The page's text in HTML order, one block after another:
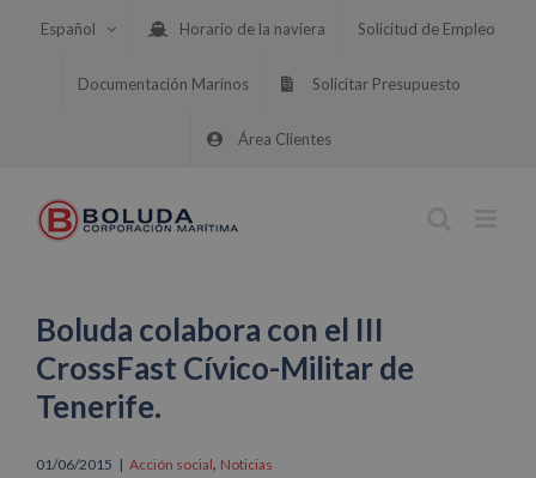
Español Horario de la naviera Solicitud de Empleo
Documentación Marinos Solicitar Presupuesto
Área Clientes
Boluda colabora con el III
CrossFast Cívico-Militar de
Tenerife.
01/06/2015 | Acción social, Noticias